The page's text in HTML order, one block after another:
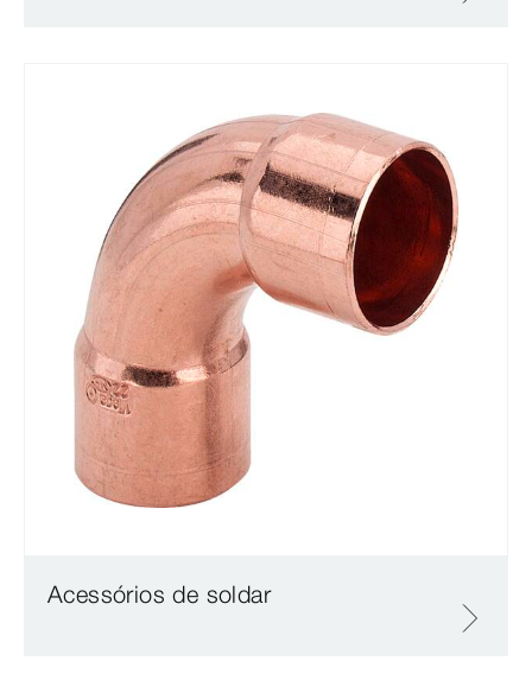
Acessórios de soldar